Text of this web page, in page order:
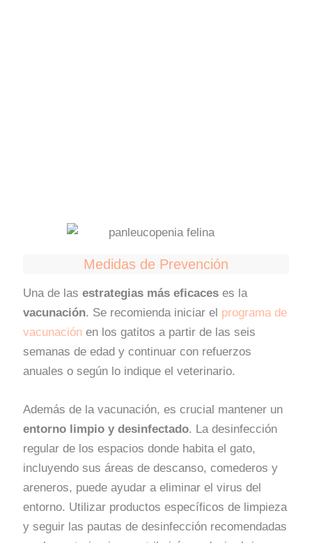
Medidas de Prevención
Una de lasestrategias más eficaces es la
vacunación. Se recomienda iniciar el programa de
vacunación en los gatitos a partir de las seis
semanas de edad y continuar con refuerzos
anuales o según lo indique el veterinario.
Además de la vacunación, es crucial mantener un
entorno limpio y desinfectado. La desinfección
regular de los espacios donde habita el gato,
incluyendo sus áreas de descanso, comederos y
areneros, puede ayudar a eliminar el virus del
entorno. Utilizar productos específicos de limpieza
y seguir las pautas de desinfección recomendadas